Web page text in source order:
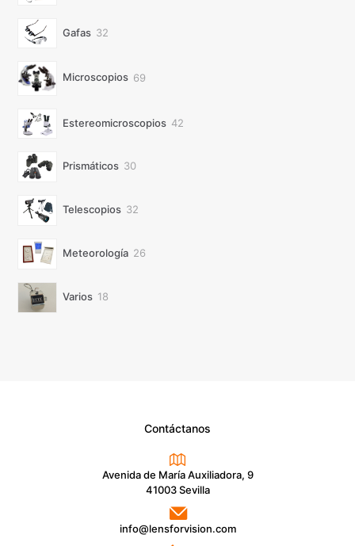
Gafas 3232
Microscopios 6969
Estereomicroscopios 4242
Prismáticos 3030
Telescopios 3232
Meteorología 2626
Varios 1818
Contáctanos
Avenida de María Auxiliadora, 9
41003 Sevilla
info@lensforvision.com